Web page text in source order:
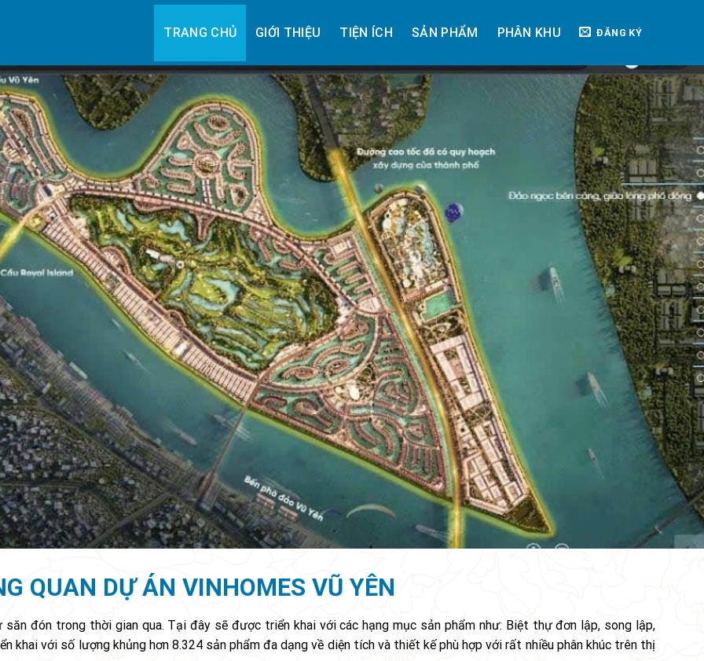
TRANG CHỦ GIỚI THIỆU TIỆN ÍCH SẢN PHẨM PHÂN KHU ĐĂNG KÝ
QUAN DỰ ÁN VINHOMES VŨ YÊN
đón trong thời gian qua. Tại đây sẽ được triển khai với các hạng mục sản phẩm như: Biệt thự đơn lập, song lập,
khai với số lượng khủng hơn 8.324 sản phẩm đa dạng về diện tích và thiết kế phù hợp với rất nhiều phân khúc trên thị